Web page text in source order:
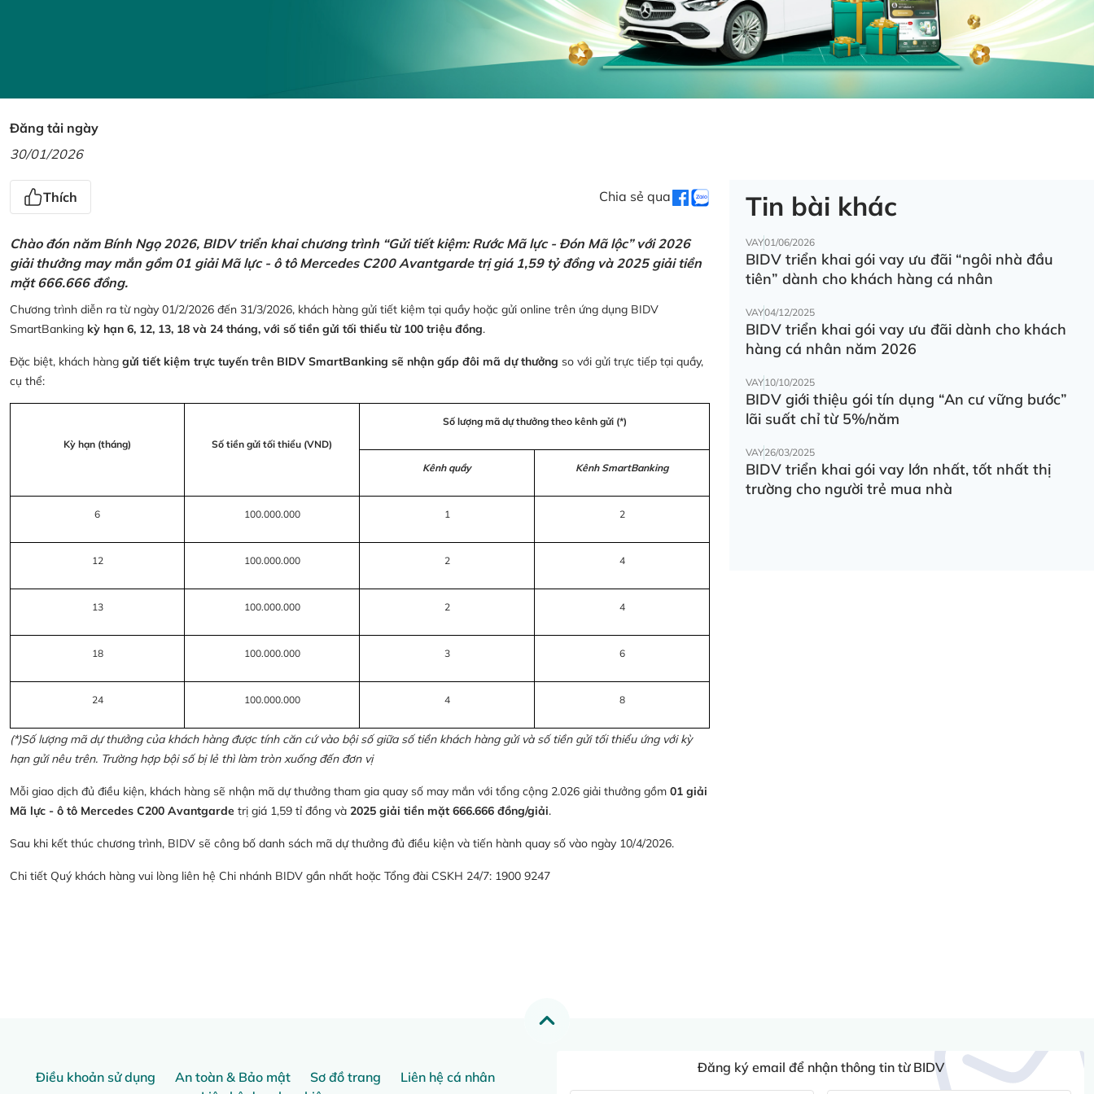
Đăng tải ngày
30/01/2026
Thích Chia sẻ qua
Chào đón năm Bính Ngọ 2026, BIDV triển khai chương trình “Gửi tiết kiệm: Rước Mã lực - Đón Mã lộc” với 2026
giải thưởng may mắn gồm 01 giải Mã lực - ô tô Mercedes C200 Avantgarde trị giá 1,59 tỷ đồng và 2025 giải tiền
mặt 666.666 đồng.
Chương trình diễn ra từ ngày 01/2/2026 đến 31/3/2026, khách hàng gửi tiết kiệm tại quầy hoặc gửi online trên ứng dụng BIDV
SmartBanking kỳ hạn 6, 12, 13, 18 và 24 tháng, với số tiền gửi tối thiểu từ 100 triệu đồng.
Đặc biệt, khách hàng gửi tiết kiệm trực tuyến trên BIDV SmartBanking sẽ nhận gấp đôi mã dự thưởng so với gửi trực tiếp tại quầy,
cụ thể:
Kỳ hạn (tháng) Số tiền gửi tối thiểu (VND)
Số lượng mã dự thưởng theo kênh gửi (*)
Kênh quầy Kênh SmartBanking
6 100.000.000 1 2
12 100.000.000 2 4
13 100.000.000 2 4
18 100.000.000 3 6
24 100.000.000 4 8
(*)Số lượng mã dự thưởng của khách hàng được tính căn cứ vào bội số giữa số tiền khách hàng gửi và số tiền gửi tối thiểu ứng với kỳ
hạn gửi nêu trên. Trường hợp bội số bị lẻ thì làm tròn xuống đến đơn vị
Mỗi giao dịch đủ điều kiện, khách hàng sẽ nhận mã dự thưởng tham gia quay số may mắn với tổng cộng 2.026 giải thưởng gồm 01 giải
Mã lực - ô tô Mercedes C200 Avantgarde trị giá 1,59 tỉ đồng và 2025 giải tiền mặt 666.666 đồng/giải.
Sau khi kết thúc chương trình, BIDV sẽ công bố danh sách mã dự thưởng đủ điều kiện và tiến hành quay số vào ngày 10/4/2026.
Chi tiết Quý khách hàng vui lòng liên hệ Chi nhánh BIDV gần nhất hoặc Tổng đài CSKH 24/7: 1900 9247
Tin bài khác
VAY01/06/2026
BIDV triển khai gói vay ưu đãi “ngôi nhà đầu
tiên” dành cho khách hàng cá nhân
VAY04/12/2025
BIDV triển khai gói vay ưu đãi dành cho khách
hàng cá nhân năm 2026
VAY10/10/2025
BIDV giới thiệu gói tín dụng “An cư vững bước”
lãi suất chỉ từ 5%/năm
VAY26/03/2025
BIDV triển khai gói vay lớn nhất, tốt nhất thị
trường cho người trẻ mua nhà
Điều khoản sử dụng An toàn & Bảo mật Sơ đồ trang
Liên hệ cá nhân
Đăng ký email để nhận thông tin từ BIDV